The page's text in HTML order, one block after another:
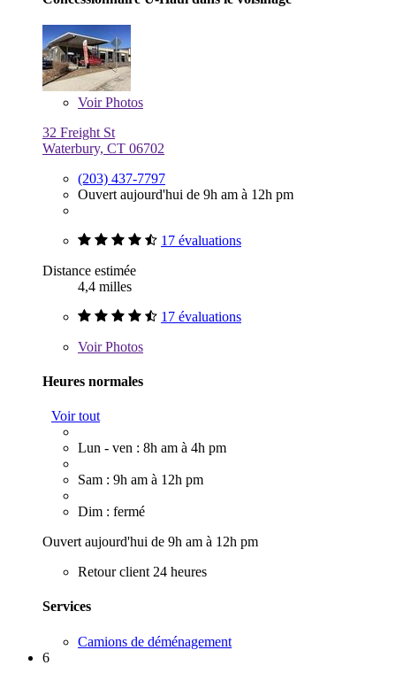
VoirPhotos
32 Freight St
Waterbury, CT 06702
(203) 437-7797
Ouvert aujourd'hui de 9h am à 12h pm
17 évaluations
Distance estimée
4,4 milles
17 évaluations
VoirPhotos
Heures normales
Voir tout
Lun - ven : 8h am à 4h pm
Sam : 9h am à 12h pm
Dim : fermé
Ouvert aujourd'hui de 9h am à 12h pm
Retour client 24 heures
Services
Camions de déménagement
6